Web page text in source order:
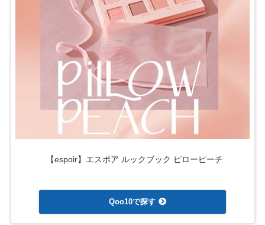
【espoir】エスポア ルックブック ピローピーチ
Qoo10で探す